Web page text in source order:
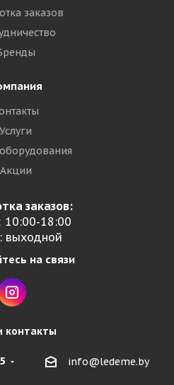
заказов
Услуги
Акции
заказов:
10:00-18:00
выходной
на связи
контакты
info@ledeme.by